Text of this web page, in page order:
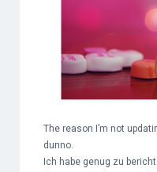
The reason I’m not
dunno.
Ich habe genug zu